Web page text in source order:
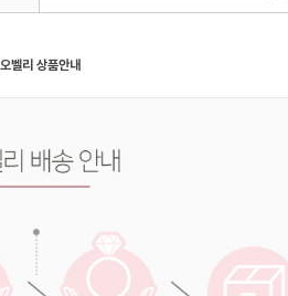
오벨리 상품안내